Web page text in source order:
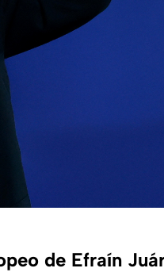
de Efraín